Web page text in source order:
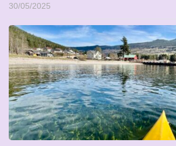
30/05/2025